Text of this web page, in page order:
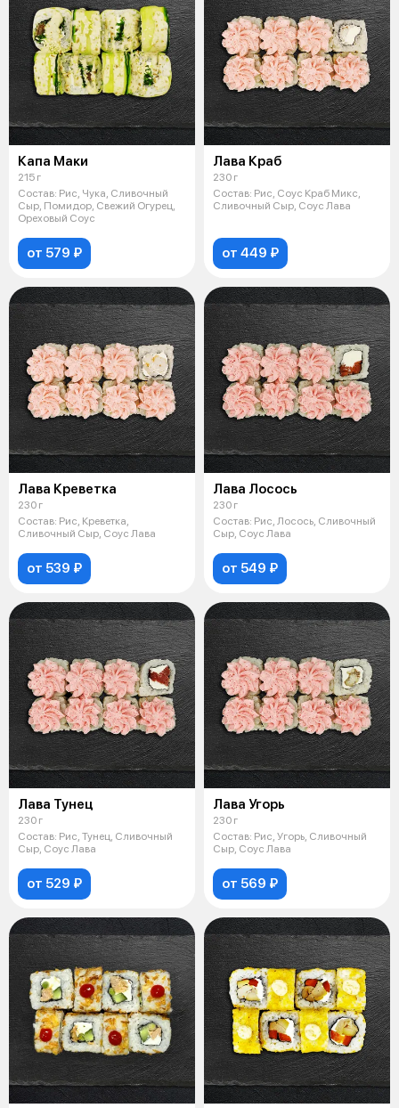
Капа Маки
215 г
Состав: Рис, Чука, Сливочный
Сыр, Помидор, Свежий Огурец,
Ореховый Соус
от 579 ₽
Лава Краб
230 г
Состав: Рис, Соус Краб Микс,
Сливочный Сыр, Соус Лава
от 449 ₽
Лава Креветка
230 г
Состав: Рис, Креветка,
Сливочный Сыр, Соус Лава
от 539 ₽
Лава Лосось
230 г
Состав: Рис, Лосось, Сливочный
Сыр, Соус Лава
от 549 ₽
Лава Тунец
230 г
Состав: Рис, Тунец, Сливочный
Сыр, Соус Лава
от 529 ₽
Лава Угорь
230 г
Состав: Рис, Угорь, Сливочный
Сыр, Соус Лава
от 569 ₽